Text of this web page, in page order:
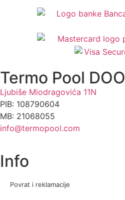
Termo Pool DOO
Ljubiše Miodragovića 11N
PIB: 108790604
MB: 21068055
info@termopool.com
Info
Povrat i reklamacije